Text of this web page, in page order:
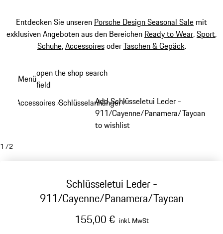
Entdecken Sie unseren Porsche Design Seasonal Sale mit
exklusiven Angeboten aus den Bereichen Ready to Wear,Sport,
Schuhe,AccessoiresoderTaschen & Gepäck.
Hauptinhalt
Menüopen the shop search
field
Accessoires /Schlüsselanhänger/
Add Schlüsseletui Leder -
911/Cayenne/Panamera/Taycan
to wishlist
1 /2
Schlüsseletui Leder -
911/Cayenne/Panamera/Taycan
155,00 € inkl. MwSt